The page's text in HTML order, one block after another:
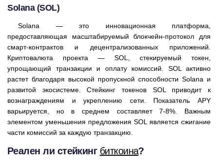
Solana (SOL)
Solana — это инновационная платформа,
предоставляющая масштабируемый блокчейн-протокол для
смарт-контрактов и децентрализованных приложений.
Криптовалюта проекта — SOL, стекируемый токен,
упрощающий транзакции и оплату комиссий. SOL активно
растет благодаря высокой пропускной способности Solana и
развитой экосистеме. Стейкинг токенов SOL приводит к
вознаграждениям и укреплению сети. Показатель APY
варьируется, но в среднем составляет 7-8%. Важным
элементом уменьшения предложения SOL является сжигание
части комиссий за каждую транзакцию.
Реален ли стейкинг биткоина?